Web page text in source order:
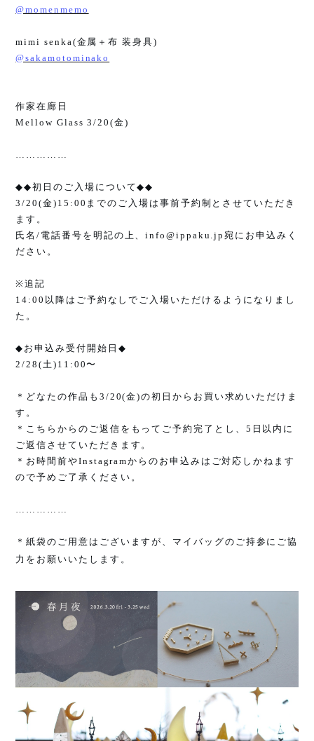
@momenmemo
mimi senka(金属＋布 装身具)
@sakamotominako
作家在廊日
Mellow Glass 3/20(金)
……………
◆◆初日のご入場について◆◆
3/20(金)15:00 までのご入場は事前予約制とさせていただき
ます。
氏名/ 電話番号を明記の上、info@ippaku.jp宛にお申込みく
ださい。
※追記
14:00以降はご予約なしでご入場いただけるようになりまし
た。
◆ お申込み受付開始日 ◆
2/28(土)11:00〜
＊どなたの作品も 3/20(金)の初日からお買い求めいただけま
す。
＊こちらからのご返信をもってご予約完了とし、 5 日以内に
ご返信させていただきます。
＊お時間前やInstagramからのお申込みはご対応しかねます
ので予めご了承ください。
……………
＊紙袋のご用意はございますが、マイバッグのご持参にご協
力をお願いいたします。